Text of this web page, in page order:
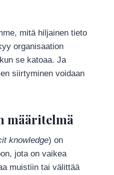
mitä hiljainen tieto
organisaation
se katoaa. Ja
siirtyminen voidaan
määritelmä
knowledge) on
jota on vaikea
muistiin tai välittää